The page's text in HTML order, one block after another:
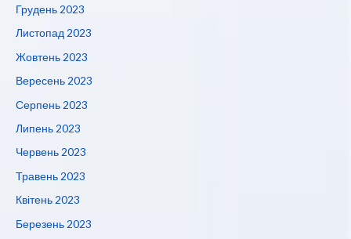
Грудень 2023
Листопад 2023
Жовтень 2023
Вересень 2023
Серпень 2023
Липень 2023
Червень 2023
Травень 2023
Квітень 2023
Березень 2023